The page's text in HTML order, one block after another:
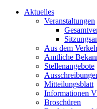
Aktuelles
Veranstaltungen
Aus dem
Amtliche
Stellenangebote
Mitteilungsblatt
Informationen
Broschüren